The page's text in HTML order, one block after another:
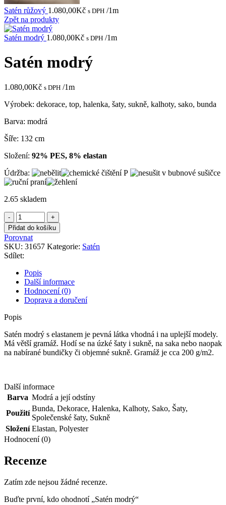
Satén růžový 1.080,00Kč s DPH /1m
Zpět na produkty
Satén modrý 1.080,00Kč s DPH /1m
Satén modrý
1.080,00Kč s DPH /1m
Výrobek: dekorace, top, halenka, šaty, sukně, kalhoty, sako, bunda
Barva: modrá
Šíře: 132 cm
Složení: 92% PES, 8% elastan
Údržba:
2.65 skladem
Satén
modrý
množství
Přidat do košíku
Porovnat
SKU: 31657 Kategorie: Satén
Sdílet:
Popis
Další informace
Hodnocení (0)
Doprava a doručení
Popis
Satén modrý s elastanem je pevná látka vhodná i na uplejší modely.
Má větší gramáž. Hodí se na úzké šaty i sukně, na saka nebo naopak
na nabírané bundičky či objemné sukně. Gramáž je cca 200 g/m2.
Další informace
Barva Modrá a její odstíny
Použití
Bunda, Dekorace, Halenka, Kalhoty, Sako, Šaty,
Společenské šaty, Sukně
Složení Elastan, Polyester
Hodnocení (0)
Recenze
Zatím zde nejsou žádné recenze.
Buďte první, kdo ohodnotí „Satén modrý“